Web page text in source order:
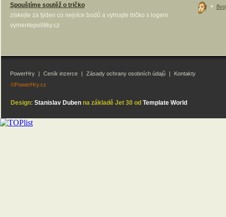
Spouštíme soutěž o tričko
získejte za týden co nejvíce bodů a vyhrajte tričko s logem
vymentepolitiky.cz
PowerHry | Ceník inzerce | Zásady ochrany osobních údajů |
Kontakty
©PowerHry.cz
Design: Stanislav Dubenna základě Jet 30 od Template World